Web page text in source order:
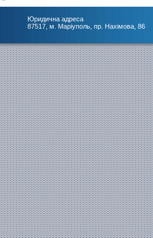
Юридична адреса
87517, м. Маріуполь, пр. Нахімова, 86